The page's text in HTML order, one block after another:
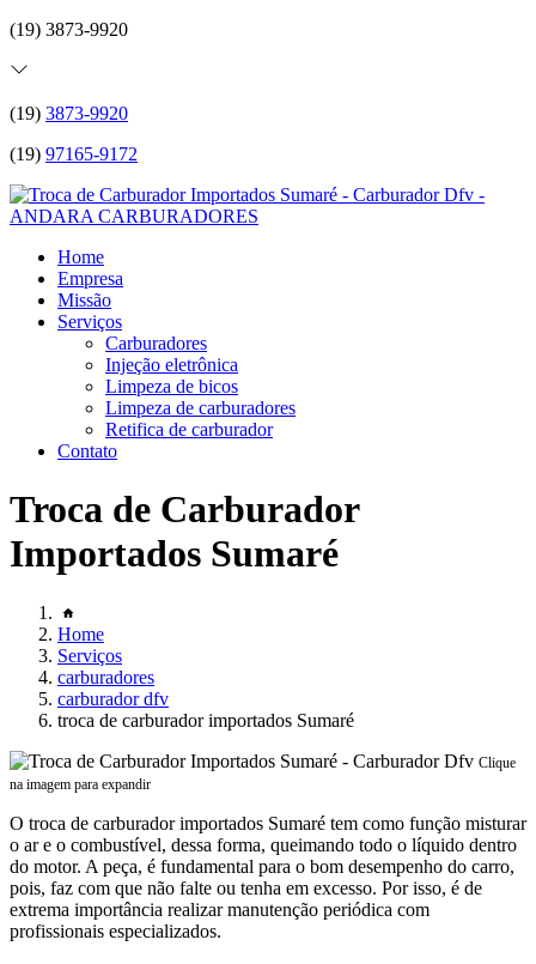
(19) 3873-9920
(19) 3873-9920
(19) 97165-9172
Home
Empresa
Missão
Serviços
Carburadores
Injeção eletrônica
Limpeza de bicos
Limpeza de carburadores
Retifica de carburador
Contato
Troca de Carburador
Importados Sumaré
Home
Serviços
carburadores
carburador dfv
troca de carburador importados Sumaré
Clique
na imagem para expandir
O troca de carburador importados Sumaré tem como função misturar
o ar e o combustível, dessa forma, queimando todo o líquido dentro
do motor. A peça, é fundamental para o bom desempenho do carro,
pois, faz com que não falte ou tenha em excesso. Por isso, é de
extrema importância realizar manutenção periódica com
profissionais especializados.